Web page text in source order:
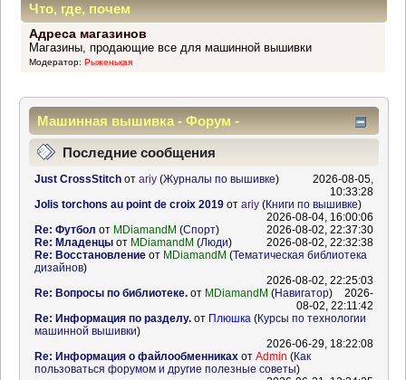
Что, где, почем
Адреса магазинов
Магазины, продающие все для машинной вышивки
Модератор: Рыженькая
Машинная вышивка - Форум -
Информационный центр
Последние сообщения
Just CrossStitchот ariy(Журналы по вышивке)
2026-08-05,
10:33:28
Jolis torchons au point de croix 2019от ariy(Книги по вышивке)
2026-08-04, 16:00:06
Re: Футбол от MDiamandM (Спорт)
2026-08-02, 22:37:30
Re: Младенцыот MDiamandM (Люди)
2026-08-02, 22:32:38
Re: Восстановлениеот MDiamandM (Тематическая библиотека
дизайнов)
2026-08-02, 22:25:03
Re: Вопросы по библиотеке.от MDiamandM (Навигатор)
2026-
08-02, 22:11:42
Re: Информация по разделу.от Плюшка (Курсы по технологии
машинной вышивки)
2026-06-29, 18:22:08
Re: Информация о файлообменникахот Admin (Как
пользоваться форумом и другие полезные советы)